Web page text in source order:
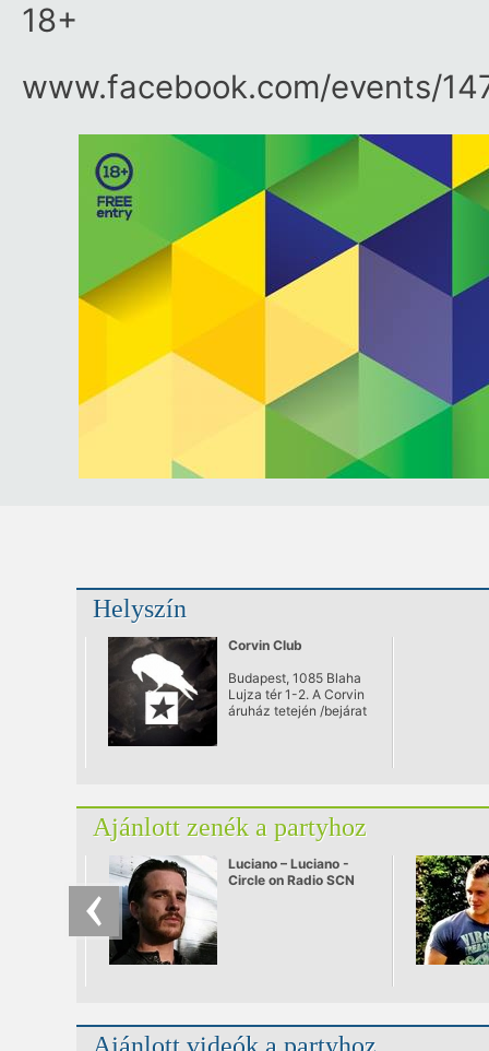
18+
www.facebook.com/​events/​
Helyszín
Corvin Club
Budapest, 1085 Blaha
Lujza tér 1-2. A Corvin
áruház tetején /bejárat
Ajánlott zenék a partyhoz
Luciano – Luciano -
Circle on Radio SCN